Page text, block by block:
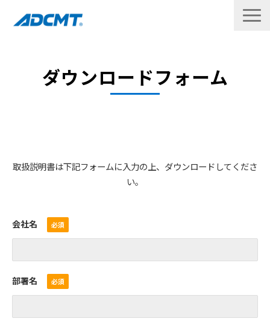
修理・校正
企業情報
ダウンロードフォーム
取扱説明書は下記フォームに入力の上、ダウンロードしてくださ
い。
会社名
部署名